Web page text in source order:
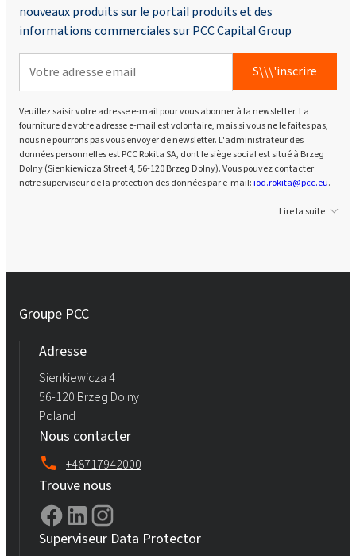
nouveaux produits sur le portail produits et des
informations commerciales sur PCC Capital Group
S\\\'inscrire
Veuillez saisir votre adresse e-mail pour vous abonner à la newsletter. La
fourniture de votre adresse e-mail est volontaire, mais si vous ne le faites pas,
nous ne pourrons pas vous envoyer de newsletter. L'administrateur des
données personnelles est PCC Rokita SA, dont le siège social est situé à Brzeg
Dolny (Sienkiewicza Street 4, 56-120 Brzeg Dolny). Vous pouvez contacter
notre superviseur de la protection des données par e-mail:iod.rokita@pcc.eu.
Lire la suite
Groupe PCC
Adresse
Sienkiewicza 4
56-120 Brzeg Dolny
Poland
Nous contacter
+48717942000
Trouve nous
Superviseur Data Protector